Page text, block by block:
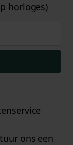
horloges)
ons een